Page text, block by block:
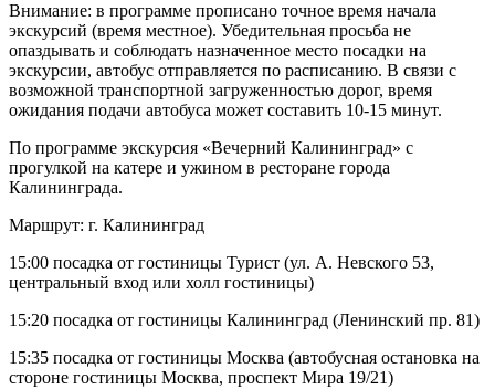
Внимание: в программе прописано точное время начала
экскурсий (время местное). Убедительная просьба не
опаздывать и соблюдать назначенное место посадки на
экскурсии, автобус отправляется по расписанию. В связи с
возможной транспортной загруженностью дорог, время
ожидания подачи автобуса может составить 10-15 минут.
По программе экскурсия «Вечерний Калининград» с
прогулкой на катере и ужином в ресторане города
Калининграда.
Маршрут: г. Калининград
15:00 посадка от гостиницы Турист (ул. А. Невского 53,
центральный вход или холл гостиницы)
15:20 посадка от гостиницы Калининград (Ленинский пр. 81)
15:35 посадка от гостиницы Москва (автобусная остановка на
стороне гостиницы Москва, проспект Мира 19/21)